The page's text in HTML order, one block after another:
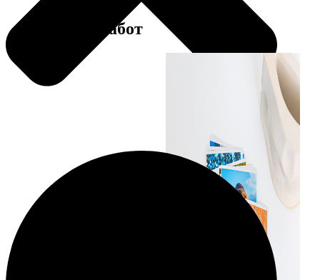
Примеры работ